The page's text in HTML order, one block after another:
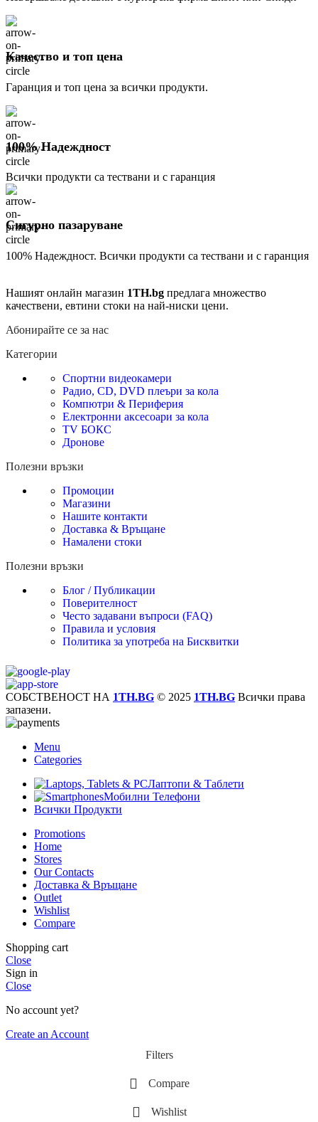
Качество и топ цена
Гаранция и топ цена за всички продукти.
100% Надеждност
Всички продукти са тествани и с гаранция
Сигурно пазаруване
100% Надеждност. Всички продукти са тествани и с гаранция
Нашият онлайн магазин 1TH.bg предлага множество
качествени, евтини стоки на най-ниски цени.
Абонирайте се за нас
Категории
Спортни видеокамери
Радио, CD, DVD плеъри за кола
Компютри & Периферия
Електронни аксесоари за кола
TV БОКС
Дронове
Полезни връзки
Промоции
Магазини
Нашите контакти
Доставка & Връщане
Намалени стоки
Полезни връзки
Блог / Публикации
Поверителност
Често задавани въпроси (FAQ)
Правила и условия
Политика за употреба на Бисквитки
СОБСТВЕНОСТ НА 1TH.BG © 2025 1TH.BG Всички права
запазени.
Menu
Categories
Лаптопи & Таблети
Мобилни Телефони
Всички Продукти
Promotions
Home
Stores
Our Contacts
Доставка & Връщане
Outlet
Wishlist
Compare
Shopping cart
Close
Sign in
Close
No account yet?
Create an Account
Filters
Compare
Wishlist